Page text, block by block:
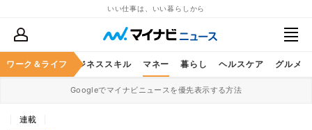
いい仕事は、いい暮らしから
ワーク＆ライフ
キャリア ビジネススキル マネー 暮らし ヘルスケア グルメ
Googleでマイナビニュースを優先表示する方法
連載